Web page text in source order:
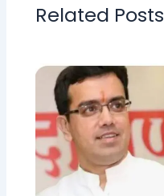
Related Posts